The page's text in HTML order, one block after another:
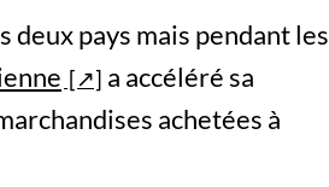
pays mais pendant les
a accéléré sa
achetées à